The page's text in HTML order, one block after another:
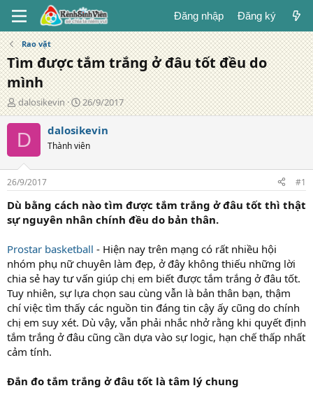
Đăng nhập Đăng ký
Rao vặt
Tìm được tắm trắng ở đâu tốt đều do
mình
T
á
c
g
ả
dalosikevin
N
g
à
y
đ
g
26/9/2017
D dalosikevin
Thành viên
26/9/2017 #1
Dù bằng cách nào tìm được tắm trắng ở đâu tốt thì thật
sự nguyên nhân chính đều do bản thân.
Prostar basketball - Hiện nay trên mạng có rất nhiều hội
nhóm phụ nữ chuyên làm đẹp, ở đây không thiếu những lời
chia sẻ hay tư vấn giúp chị em biết được tắm trắng ở đâu tốt.
Tuy nhiên, sự lựa chọn sau cùng vẫn là bản thân bạn, thậm
chí việc tìm thấy các nguồn tin đáng tin cậy ấy cũng do chính
chị em suy xét. Dù vậy, vẫn phải nhắc nhở rằng khi quyết định
tắm trắng ở đâu cũng cần dựa vào sự logic, hạn chế thấp nhất
cảm tính.
Đắn đo tắm trắng ở đâu tốt là tâm lý chung